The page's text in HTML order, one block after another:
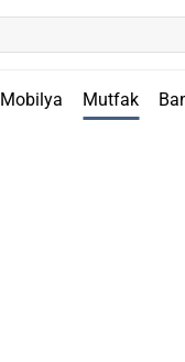
Mobilya Mutfak